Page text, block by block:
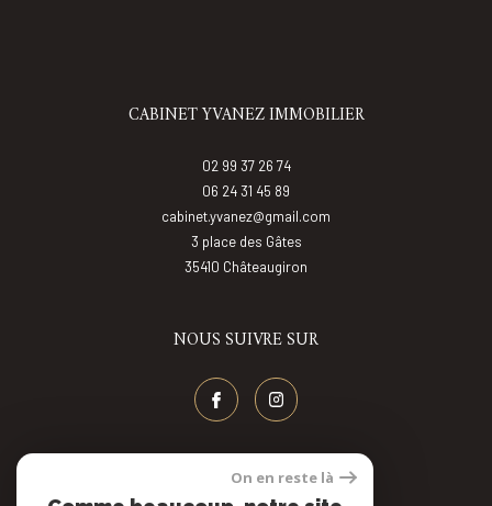
CABINET YVANEZ IMMOBILIER
02 99 37 26 74
06 24 31 45 89
cabinet.yvanez@gmail.com
3 place des Gâtes
35410
châteaugiron
NOUS SUIVRE SUR
AVIS CLIENT
On en reste là